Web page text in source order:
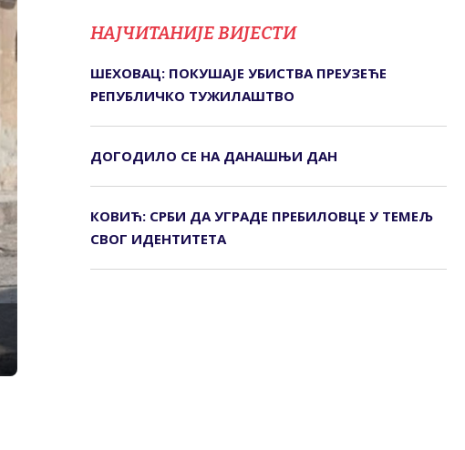
НАЈЧИТАНИЈЕ ВИЈЕСТИ
ШЕХОВАЦ: ПОКУШАЈЕ УБИСТВА ПРЕУЗЕЋЕ
РЕПУБЛИЧКО ТУЖИЛАШТВО
ДОГОДИЛО СЕ НА ДАНАШЊИ ДАН
КОВИЋ: СРБИ ДА УГРАДЕ ПРЕБИЛОВЦЕ У ТЕМЕЉ
СВОГ ИДЕНТИТЕТА